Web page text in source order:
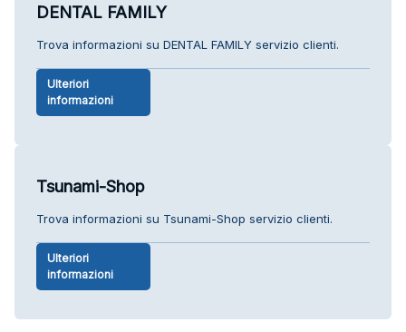
DENTAL FAMILY
Trova informazioni su DENTAL FAMILY servizio clienti.
Ulteriori
informazioni
Tsunami-Shop
Trova informazioni su Tsunami-Shop servizio clienti.
Ulteriori
informazioni